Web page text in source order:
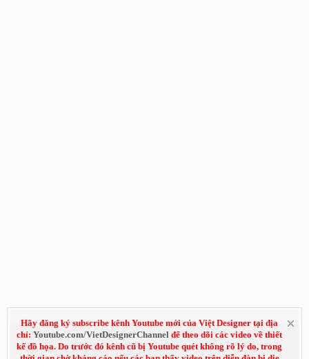
Hãy đăng ký subscribe kênh Youtube mới của Việt Designer tại địa
chỉ: Youtube.com/VietDesignerChannel để theo dõi các video về thiết
kế đồ họa. Do trước đó kênh cũ bị Youtube quét không rõ lý do, trong